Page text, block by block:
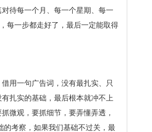
待每一个月、每一个星期、每一
每一步都走好了，最后一定能取得
用一句广告词，没有最扎实、只
扎实的基础，最后根本就冲不上
微观，要抓细节，要弄懂弄透，
的考察，如果我们基础不过关，最